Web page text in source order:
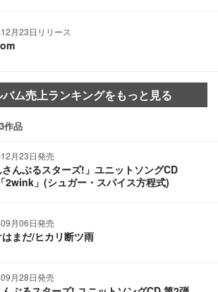
月23日リリース
ム売上ランキングをもっと見る
作品
月23日発売
さんぶるスターズ!」ユニットソングCD
2wink」(シュガー・スパイス方程式)
月06日発売
まだ/ヒカリ断ツ雨
月28日発売